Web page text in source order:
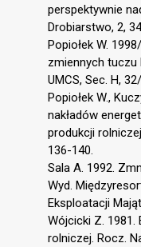
perspektywnie
Drobiarstwo, 2,
Popiołek W.
zmiennych tuczu
UMCS, Sec. H,
Popiołek W.,
nakładów
produkcji
136-140.
Sala A. 1992.
Wyd.
Eksploatacji
Wójcicki Z. 1981.
rolniczej. Rocz.